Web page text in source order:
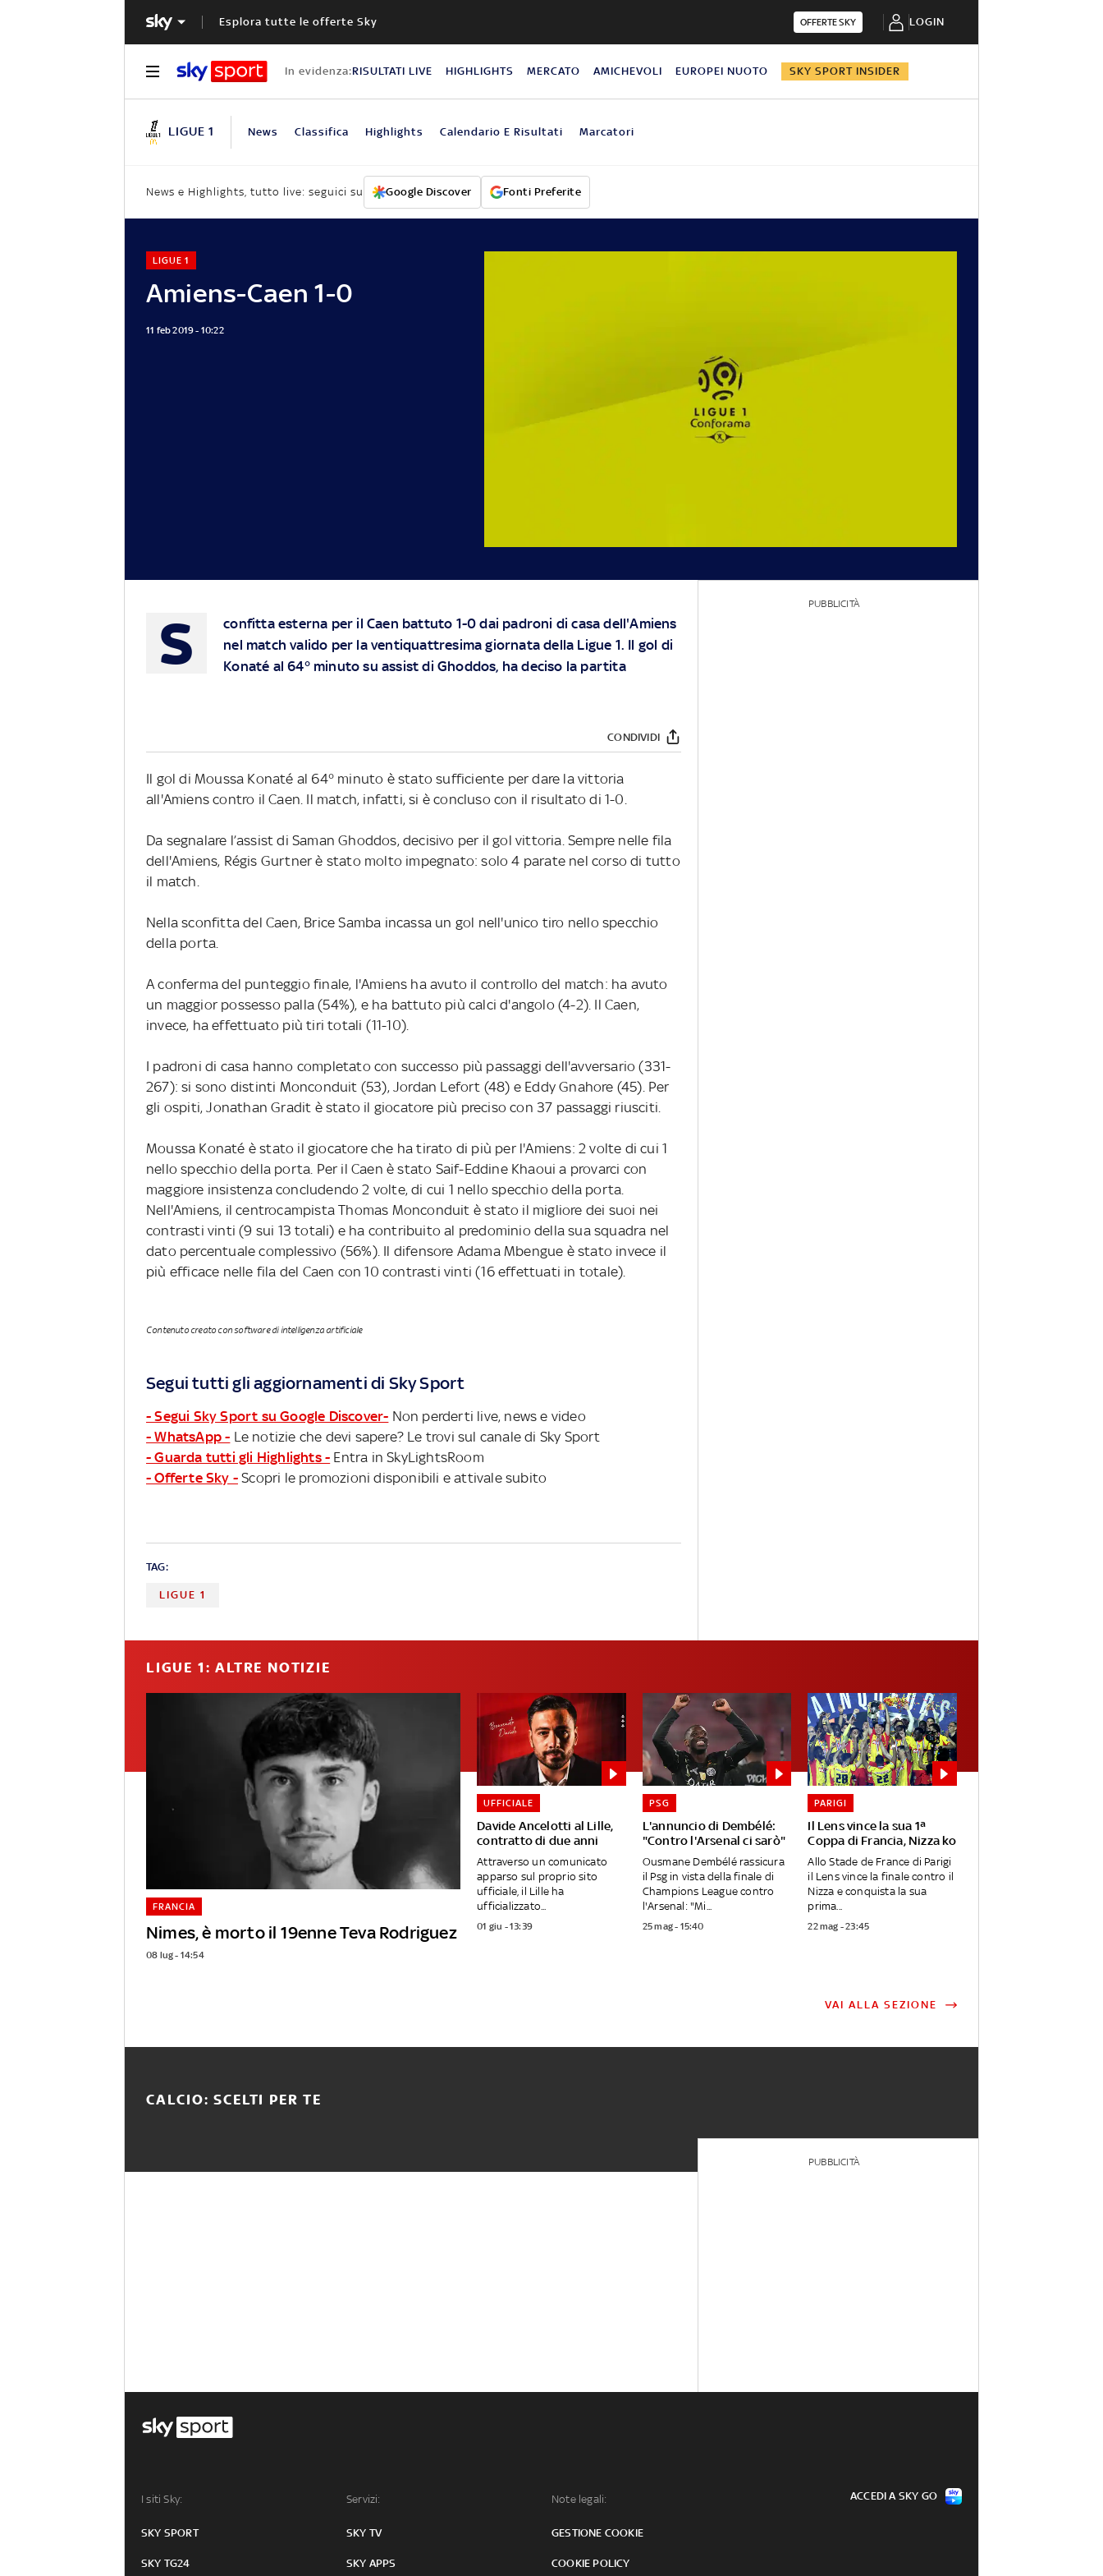
Esplora tutte le offerte Sky OFFERTE SKY LOGIN
In evidenza:RISULTATI LIVE HIGHLIGHTS MERCATO AMICHEVOLI EUROPEI NUOTO SKY SPORT INSIDER
LIGUE 1 News Classifica Highlights Calendario E Risultati Marcatori
News e Highlights, tutto live: seguici su Google Discover Fonti Preferite
Amiens-Caen 1-0
LIGUE 1
11 feb 2019 - 10:22
S
confitta esterna per il Caen battuto 1-0 dai padroni di casa dell'Amiens
nel match valido per la ventiquattresima giornata della Ligue 1. Il gol di
Konaté al 64° minuto su assist di Ghoddos, ha deciso la partita
CONDIVIDI
Il gol di Moussa Konaté al 64° minuto è stato sufficiente per dare la vittoria
all'Amiens contro il Caen. Il match, infatti, si è concluso con il risultato di 1-0.
Da segnalare l’assist di Saman Ghoddos, decisivo per il gol vittoria. Sempre nelle fila
dell'Amiens, Régis Gurtner è stato molto impegnato: solo 4 parate nel corso di tutto
il match.
Nella sconfitta del Caen, Brice Samba incassa un gol nell'unico tiro nello specchio
della porta.
A conferma del punteggio finale, l'Amiens ha avuto il controllo del match: ha avuto
un maggior possesso palla (54%), e ha battuto più calci d'angolo (4-2). Il Caen,
invece, ha effettuato più tiri totali (11-10).
I padroni di casa hanno completato con successo più passaggi dell'avversario (331-
267): si sono distinti Monconduit (53), Jordan Lefort (48) e Eddy Gnahore (45). Per
gli ospiti, Jonathan Gradit è stato il giocatore più preciso con 37 passaggi riusciti.
Moussa Konaté è stato il giocatore che ha tirato di più per l'Amiens: 2 volte di cui 1
nello specchio della porta. Per il Caen è stato Saif-Eddine Khaoui a provarci con
maggiore insistenza concludendo 2 volte, di cui 1 nello specchio della porta.
Nell'Amiens, il centrocampista Thomas Monconduit è stato il migliore dei suoi nei
contrasti vinti (9 sui 13 totali) e ha contribuito al predominio della sua squadra nel
dato percentuale complessivo (56%). Il difensore Adama Mbengue è stato invece il
più efficace nelle fila del Caen con 10 contrasti vinti (16 effettuati in totale).
Contenuto creato con software di intelligenza artificiale
Segui tutti gli aggiornamenti di Sky Sport
- Segui Sky Sport su Google Discover- Non perderti live, news e video
- WhatsApp - Le notizie che devi sapere? Le trovi sul canale di Sky Sport
- Guarda tutti gli Highlights - Entra in SkyLightsRoom
- Offerte Sky - Scopri le promozioni disponibili e attivale subito
TAG:
LIGUE 1
PUBBLICITÀ
LIGUE 1: ALTRE NOTIZIE
Nimes, è morto il 19enne Teva Rodriguez
FRANCIA
08 lug - 14:54
Davide Ancelotti al Lille,
contratto di due anni
UFFICIALE
Attraverso un comunicato
apparso sul proprio sito
ufficiale, il Lille ha
ufficializzato...
01 giu - 13:39
L'annuncio di Dembélé:
"Contro l'Arsenal ci sarò"
PSG
Ousmane Dembélé rassicura
il Psg in vista della finale di
Champions League contro
l'Arsenal: "Mi...
25 mag - 15:40
Il Lens vince la sua 1ª
Coppa di Francia, Nizza ko
PARIGI
Allo Stade de France di Parigi
il Lens vince la finale contro il
Nizza e conquista la sua
prima...
22 mag - 23:45
VAI ALLA SEZIONE
CALCIO: SCELTI PER TE
PUBBLICITÀ
I siti Sky:
SKY SPORT
SKY TG24
Servizi:
SKY TV
SKY APPS
Note legali:
GESTIONE COOKIE
COOKIE POLICY
ACCEDI A SKY GO